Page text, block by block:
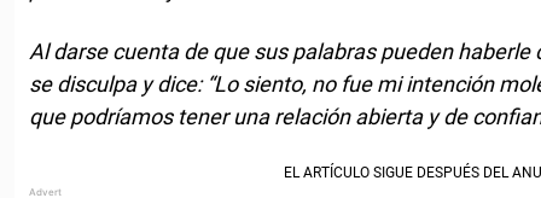
Al darse cuenta de que sus palabras pueden
se disculpa y dice: “Lo siento, no fue mi intención
que podríamos tener una relación abierta y de